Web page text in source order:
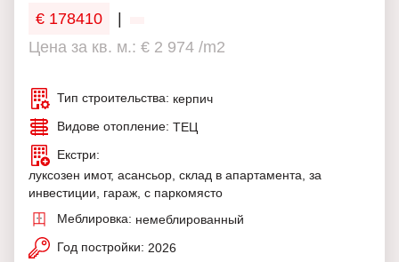
€ 178410
Цена за кв. м.: € 2 974 /m2
Тип строительства: керпич
Видове отопление: ТЕЦ
Екстри:
луксозен имот, асансьор, склад в апартамента, за
инвестиции, гараж, с паркомясто
Меблировка: немеблированный
Год постройки: 2026